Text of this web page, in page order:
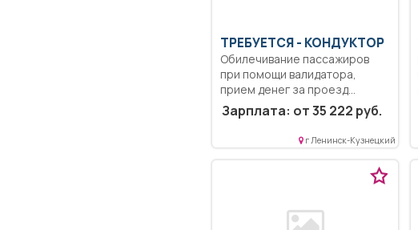
ТРЕБУЕТСЯ - КОНДУКТОР
Обилечивание пассажиров
при помощи валидатора,
прием денег за проезд...
Зарплата: от 35 222 руб.
г Ленинск-Кузнецкий